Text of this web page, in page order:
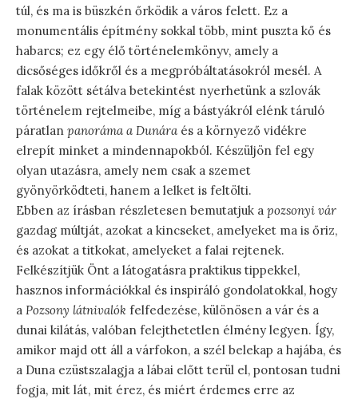
túl, és ma is büszkén őrködik a város felett. Ez a
monumentális építmény sokkal több, mint puszta kő és
habarcs; ez egy élő történelemkönyv, amely a
dicsőséges időkről és a megpróbáltatásokról mesél. A
falak között sétálva betekintést nyerhetünk a szlovák
történelem rejtelmeibe, míg a bástyákról elénk táruló
páratlan panoráma a Dunára és a környező vidékre
elrepít minket a mindennapokból. Készüljön fel egy
olyan utazásra, amely nem csak a szemet
gyönyörködteti, hanem a lelket is feltölti.
Ebben az írásban részletesen bemutatjuk a pozsonyi vár
gazdag múltját, azokat a kincseket, amelyeket ma is őriz,
és azokat a titkokat, amelyeket a falai rejtenek.
Felkészítjük Önt a látogatásra praktikus tippekkel,
hasznos információkkal és inspiráló gondolatokkal, hogy
a Pozsony látnivalók felfedezése, különösen a vár és a
dunai kilátás, valóban felejthetetlen élmény legyen. Így,
amikor majd ott áll a várfokon, a szél belekap a hajába, és
a Duna ezüstszalagja a lábai előtt terül el, pontosan tudni
fogja, mit lát, mit érez, és miért érdemes erre az